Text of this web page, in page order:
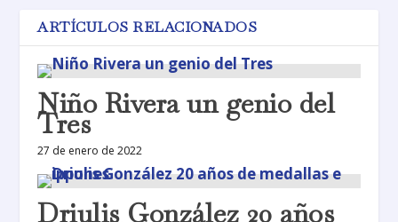
ARTÍCULOS RELACIONADOS
Niño Rivera un genio del
Tres
27 de enero de 2022
Driulis González 20 años